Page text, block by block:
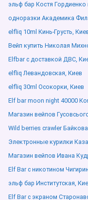
эльф бар Костя Гордиенко
одноразки Академика
elfliq 10ml Кинь-Грусть,
Вейп купить Николая
Elfbar с доставкой ДВС,
elfliq Левандовская, Киев
elfliq 30ml Осокорки, Киев
Elf bar moon night 40000
Магазин вейпов
Wild berries crawler
Электронные курилки
Магазин вейпов Ивана
Elf Bar с никотином
эльф бар Институтская,
Elf Bar с экраном